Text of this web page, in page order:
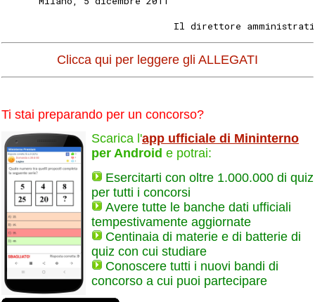
Il direttore
Clicca qui per leggere gli ALLEGATI
Ti stai preparando per un concorso?
Scarica l'app ufficiale di Mininterno
per Android e potrai:
Esercitarti con oltre 1.000.000 di quiz
per tutti i concorsi
Avere tutte le banche dati ufficiali
tempestivamente aggiornate
Centinaia di materie e di batterie di
quiz con cui studiare
Conoscere tutti i nuovi bandi di
concorso a cui puoi partecipare